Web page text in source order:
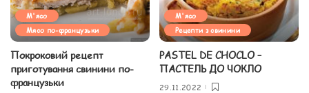
М'ясо
Мясо по-французьки
Покроковий рецепт
приготування свинини по-
французьки
М'ясо
Рецепти з свинини
PASTEL DE CHOCLO –
ПАСТЕЛЬ ДО ЧОКЛО
29.11.2022